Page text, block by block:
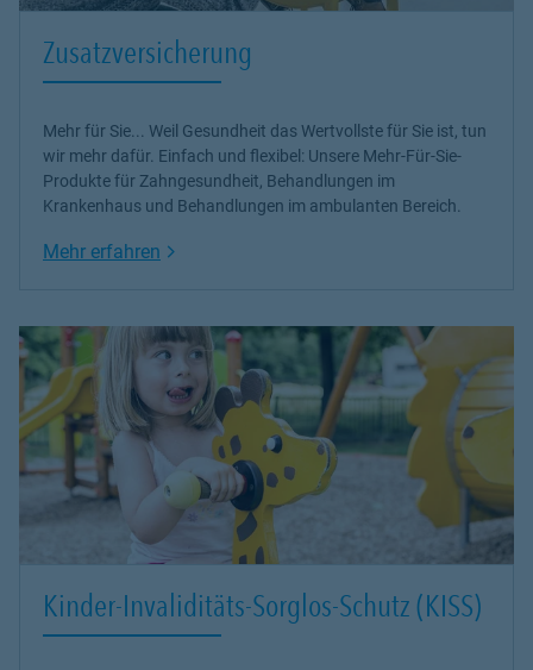
Zusatzversicherung
Mehr für Sie... Weil Gesundheit das Wertvollste für Sie ist, tun
wir mehr dafür. Einfach und flexibel: Unsere Mehr-Für-Sie-
Produkte für Zahngesundheit, Behandlungen im
Krankenhaus und Behandlungen im ambulanten Bereich.
Mehr erfahren Link Opens in New Tab
Kinder-Invaliditäts-Sorglos-Schutz (KISS)